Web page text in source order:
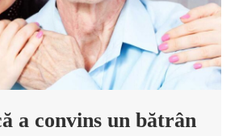
a convins un bătrân